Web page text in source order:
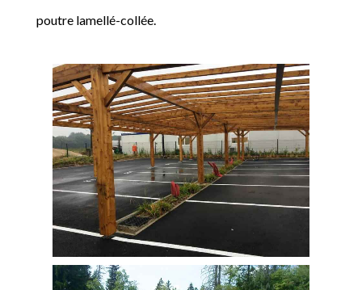
poutre lamellé-collée.